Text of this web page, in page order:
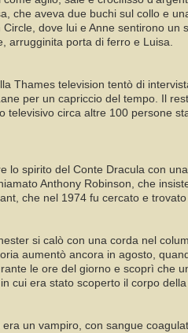
che aveva due buchi sul collo e
dove lui e Anne sentirono
arrugginita porta di ferro e Luisa.
Thames television tentò di
per un capriccio del tempo. Il
circa altre 100 persone
lo spirito del Conte Dracula con
Anthony Robinson, che
che nel 1974 fu cercato e
si calò con una corda nel
aumentò ancora in agosto,
le ore del giorno e scoprì che
cui era stato scoperto il corpo
un vampiro, con sangue